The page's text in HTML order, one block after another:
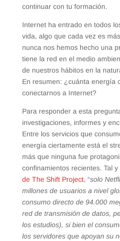
continuar con tu formación.
Internet ha entrado en todos
vida, algo que cada vez es
nunca nos hemos hecho una
tiene la red en el medio
de nuestros hábitos en la
En resumen: ¿cuánta energía
conectarnos a Internet?
Para responder a esta
investigaciones, informes y
Entre los servicios que
energía ciertamente está el
más que ninguna fue
confinamientos recientes. Tal
de The Shift Project, “solo
millones de usuarios a nivel
consumo directo de 94.000
red de transmisión de datos,
los estudios), si bien el
los servidores que apoyan su